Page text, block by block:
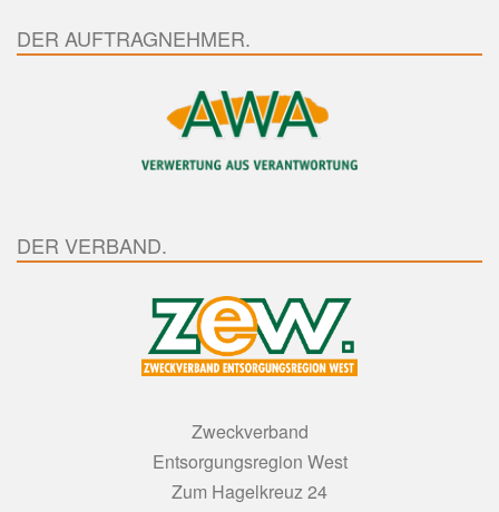
DER AUFTRAGNEHMER.
DER VERBAND.
Zweckverband
Entsorgungsregion West
Zum Hagelkreuz 24